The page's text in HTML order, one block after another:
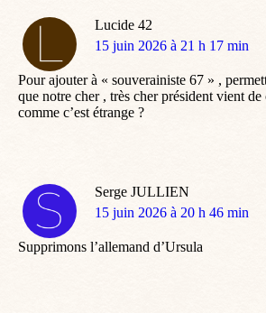
Lucide 42
dit
15 juin 2026 à 21 h 17 min
Pour ajouter à « souverainiste 67 » ,
que notre cher , très cher président vient
comme c’est étrange ?
Serge JULLIEN
dit
15 juin 2026 à 20 h 46 min
Supprimons l’allemand d’Ursula